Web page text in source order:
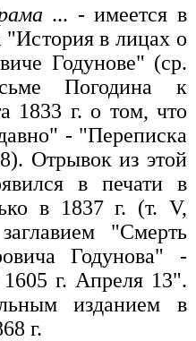
... - имеется в
в лицах о
Годунове" (ср.
Погодина к
1833 г. о том, что
- "Переписка
Отрывок из этой
в печати в
в 1837 г. (т. V,
"Смерть
Годунова" -
г. Апреля 13".
изданием в
г.